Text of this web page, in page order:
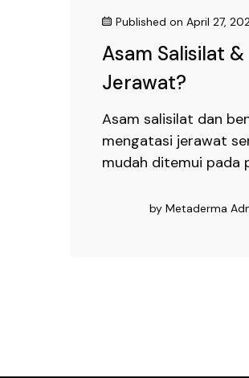
Published on April 27,
Asam Salisilat
Jerawat?
Asam salisilat dan
mengatasi jerawat
mudah ditemui pada
by Metaderma